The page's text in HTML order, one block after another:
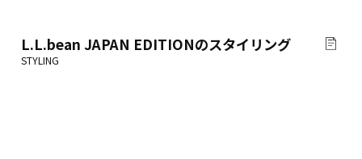
L.L.bean JAPAN EDITIONのスタイリング